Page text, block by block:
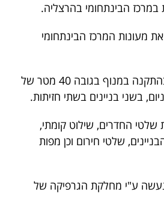
במרכז הבינתחומי בהרצליה.
מעונות המרכז הבינתחומי
השילוט כלל אותיות בהתקנה במנוף בגובה 40 מטר של
בשני בניינים בשתי חזיתות.
שלטי החדרים, שילוט קומתי,
שלטי חירום וכן מפות
נעשה ע"י מחלקת הגרפיקה של